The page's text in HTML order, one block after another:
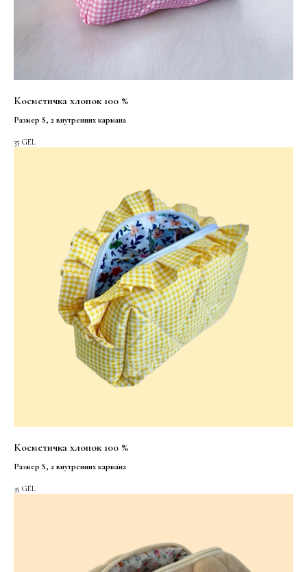
Косметичка хлопок 100 %
Размер S, 2 внутренних кармана
35 GEL
Косметичка хлопок 100 %
Размер S, 2 внутренних кармана
35 GEL